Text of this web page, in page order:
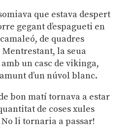
que estava despert
gegant d’espagueti en
de quadres
la seua
un casc de vikinga,
d’un núvol blanc.
bon matí tornava a estar
de coses xules
li tornaria a passar!